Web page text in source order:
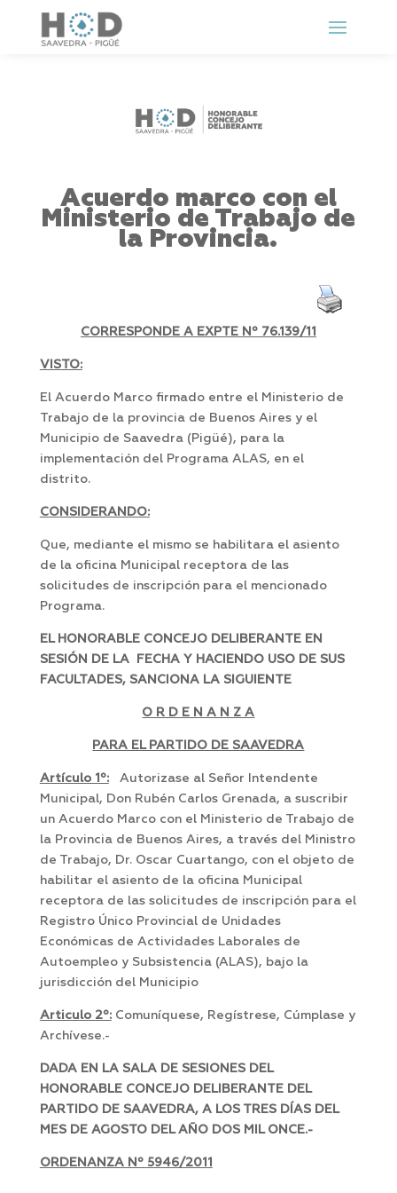
Acuerdo marco con el
Ministerio de Trabajo de
la Provincia.
CORRESPONDE A EXPTE Nº 76.139/11
VISTO:
El Acuerdo Marco firmado entre el Ministerio de
Trabajo de la provincia de Buenos Aires y el
Municipio de Saavedra (Pigüé), para la
implementación del Programa ALAS, en el
distrito.
CONSIDERANDO:
Que, mediante el mismo se habilitara el asiento
de la oficina Municipal receptora de las
solicitudes de inscripción para el mencionado
Programa.
EL HONORABLE CONCEJO DELIBERANTE EN
SESIÓN DE LA FECHA Y HACIENDO USO DE SUS
FACULTADES, SANCIONA LA SIGUIENTE
O R D E N A N Z A
PARA EL PARTIDO DE SAAVEDRA
Artículo 1º:Autorizase al Señor Intendente
Municipal, Don Rubén Carlos Grenada, a suscribir
un Acuerdo Marco con el Ministerio de Trabajo de
la Provincia de Buenos Aires, a través del Ministro
de Trabajo, Dr. Oscar Cuartango, con el objeto de
habilitar el asiento de la oficina Municipal
receptora de las solicitudes de inscripción para el
Registro Único Provincial de Unidades
Económicas de Actividades Laborales de
Autoempleo y Subsistencia (ALAS), bajo la
jurisdicción del Municipio
Articulo 2º:Comuníquese, Regístrese, Cúmplase y
Archívese.-
DADA EN LA SALA DE SESIONES DEL
HONORABLE CONCEJO DELIBERANTE DEL
PARTIDO DE SAAVEDRA, A LOS TRES DÍAS DEL
MES DE AGOSTO DEL AÑO DOS MIL ONCE.-
ORDENANZA Nº 5946/2011